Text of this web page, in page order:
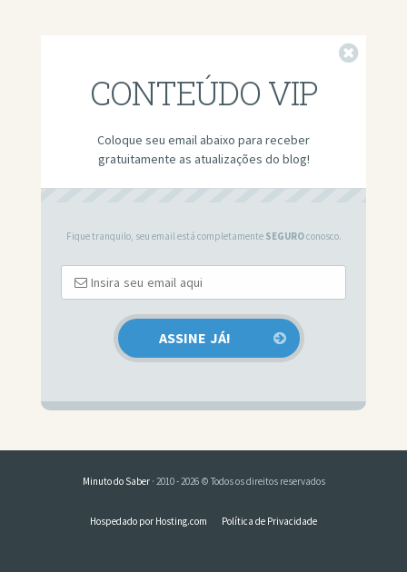
CONTEÚDO VIP
Coloque seu email abaixo para receber
gratuitamente as atualizações do blog!
Fique tranquilo, seu email está completamente SEGUROconosco.
Minuto do Saber· 2010 - 2026 © Todos os direitos reservados
Hospedado por Hosting.com Política de Privacidade